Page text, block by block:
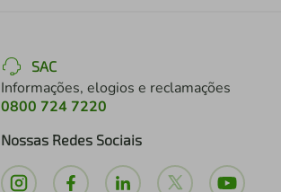
SAC
Informações, elogios e reclamações
0800 724 7220
Nossas Redes Sociais